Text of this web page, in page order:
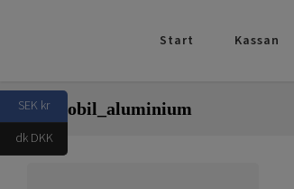
Start Kassan
takmobil_aluminium
SEK kr
dk DKK